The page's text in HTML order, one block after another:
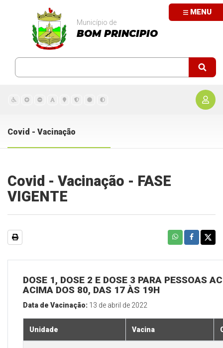
MENU
Município de
BOM PRINCIPIO
Covid - Vacinação
Covid - Vacinação - FASE
VIGENTE
DOSE 1, DOSE 2 E DOSE 3 PARA PESSOAS
ACIMA DOS 80, DAS 17 ÀS 19H
Data de Vacinação: 13 de abril de 2022
Unidade Vacina